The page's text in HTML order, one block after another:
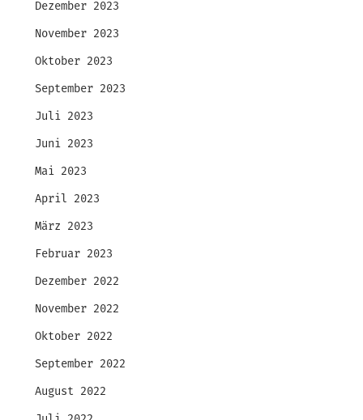
Dezember 2023
November 2023
Oktober 2023
September 2023
Juli 2023
Juni 2023
Mai 2023
April 2023
März 2023
Februar 2023
Dezember 2022
November 2022
Oktober 2022
September 2022
August 2022